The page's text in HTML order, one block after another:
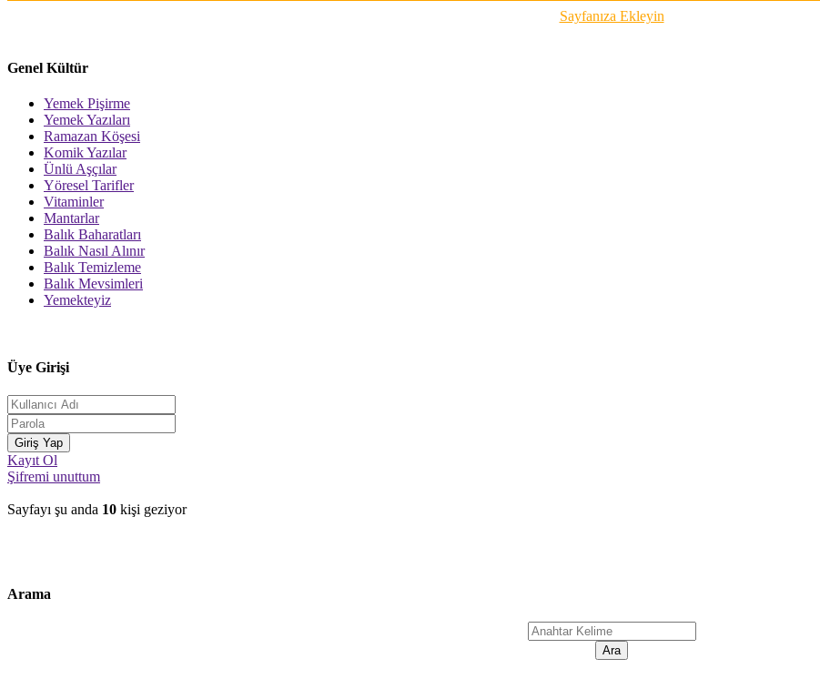
Sayfanıza Ekleyin
Genel Kültür
Yemek Pişirme
Yemek Yazıları
Ramazan Köşesi
Komik Yazılar
Ünlü Aşçılar
Yöresel Tarifler
Vitaminler
Mantarlar
Balık Baharatları
Balık Nasıl Alınır
Balık Temizleme
Balık Mevsimleri
Yemekteyiz
Üye Girişi
Kayıt Ol
Şifremi unuttum
Sayfayı şu anda 10 kişi geziyor
Arama